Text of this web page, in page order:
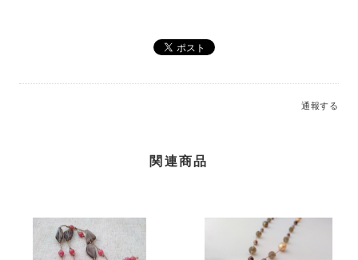
通報する
関連商品